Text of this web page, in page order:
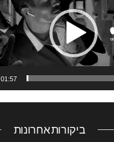
01:57
ביקורות אחרונות